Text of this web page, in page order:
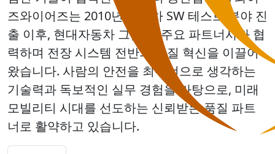
즈와이어즈는 2010년 자동차 SW 테스트 분야 진
출 이후, 현대자동차 그룹 등 주요 파트너사와 협
력하며 전장 시스템 전반의 품질 혁신을 이끌어
왔습니다. 사람의 안전을 최우선으로 생각하는
기술력과 독보적인 실무 경험을 바탕으로, 미래
모빌리티 시대를 선도하는 신뢰받는 품질 파트
너로 활약하고 있습니다.